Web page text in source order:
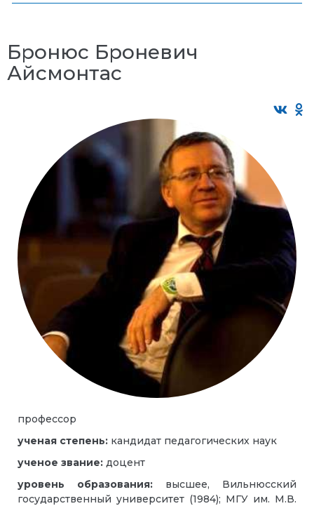
Бронюс Броневич
Айсмонтас
профессор
ученая степень: кандидат педагогических наук
ученое звание: доцент
уровень образования: высшее, Вильнюсский
государственный университет (1984); МГУ им. М.В.